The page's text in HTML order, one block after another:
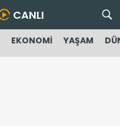
CANLI
EKONOMİ YAŞAM